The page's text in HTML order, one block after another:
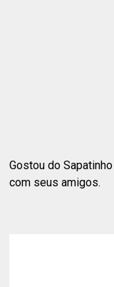
Gostou do
com seus amigos.